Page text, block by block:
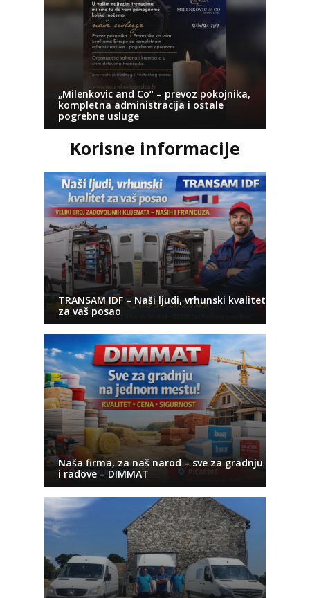
„Milenkovic and Co“ – prevoz pokojnika,
kompletna administracija i ostale
pogrebne usluge
Korisne informacije
TRANSAM IDF – Naši ljudi, vrhunski kvalitet
za vaš posao
Naša firma, za naš narod – sve za gradnju
i radove – DIMMAT